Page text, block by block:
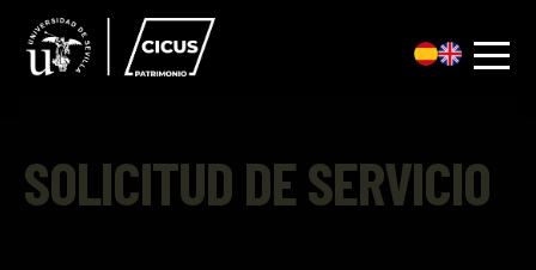
SOLICITUD DE SERVICIO